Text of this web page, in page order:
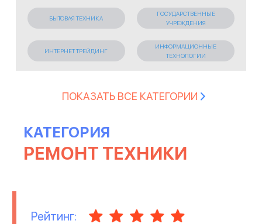
БЫТОВАЯ ТЕХНИКА
ГОСУДАРСТВЕННЫЕ
УЧРЕЖДЕНИЯ
ИНТЕРНЕТ ТРЕЙДИНГ
ИНФОРМАЦИОННЫЕ
ТЕХНОЛОГИИ
ЛИЗИНГОВАЯ КОМПАНИЯ МАРКЕТИНГОВЫЕ АГЕНСТВА
НЕДВИЖИМОСТЬ ОНЛАЙН ИГРЫ
ПОКАЗАТЬ ВСЕ КАТЕГОРИИ
КАТЕГОРИЯ
РЕМОНТ ТЕХНИКИ
Рейтинг: